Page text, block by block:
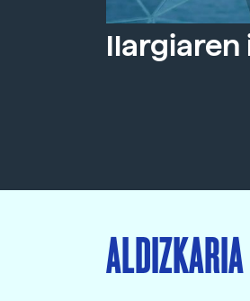
Ilargiaren
ALDIZKARIA